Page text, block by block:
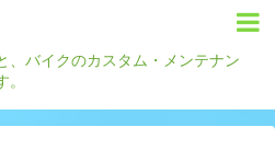
、バイクのカスタム・メンテナン